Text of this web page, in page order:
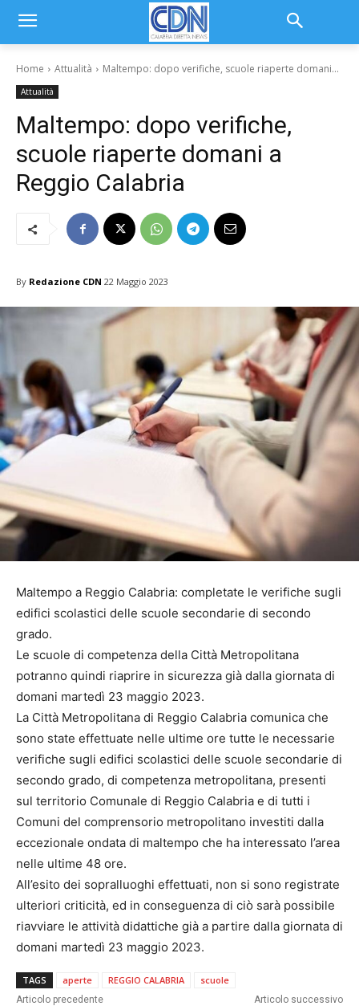
Home Attualità Maltempo: dopo verifiche, scuole riaperte domani...
Attualità
Maltempo: dopo verifiche,
scuole riaperte domani a
Reggio Calabria
By Redazione CDN 22 Maggio 2023
Maltempo a Reggio Calabria: completate le verifiche sugli
edifici scolastici delle scuole secondarie di secondo
grado.
Le scuole di competenza della Città Metropolitana
potranno quindi riaprire in sicurezza già dalla giornata di
domani martedì 23 maggio 2023.
La Città Metropolitana di Reggio Calabria comunica che
sono state effettuate nelle ultime ore tutte le necessarie
verifiche sugli edifici scolastici delle scuole secondarie di
secondo grado, di competenza metropolitana, presenti
sul territorio Comunale di Reggio Calabria e di tutti i
Comuni del comprensorio metropolitano investiti dalla
eccezionale ondata di maltempo che ha interessato l’area
nelle ultime 48 ore.
All’esito dei sopralluoghi effettuati, non si sono registrate
ulteriori criticità, ed in conseguenza di ciò sarà possibile
riavviare le attività didattiche già a partire dalla giornata di
domani martedì 23 maggio 2023.
TAGS aperte REGGIO CALABRIA scuole
Articolo precedente Articolo successivo